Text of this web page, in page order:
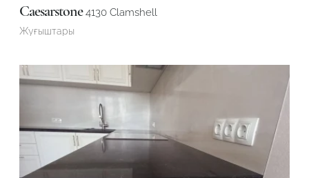
Caesarstone4130 Clamshell
Жуғыштары